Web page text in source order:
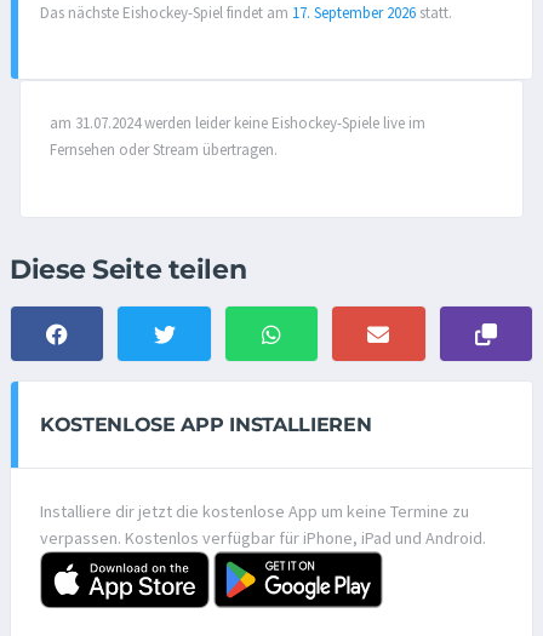
Das nächste Eishockey-Spiel findet am 17. September 2026 statt.
am 31.07.2024 werden leider keine Eishockey-Spiele live im
Fernsehen oder Stream übertragen.
Diese Seite teilen
KOSTENLOSE APP INSTALLIEREN
Installiere dir jetzt die kostenlose App um keine Termine zu
verpassen. Kostenlos verfügbar für iPhone, iPad und Android.